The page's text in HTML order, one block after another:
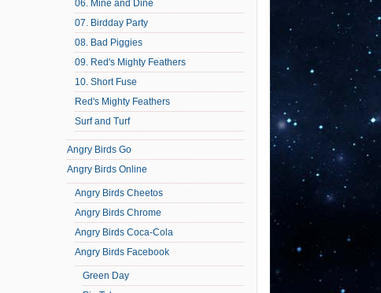
06. Mine and Dine
07. Birdday Party
08. Bad Piggies
09. Red's Mighty Feathers
10. Short Fuse
Red's Mighty Feathers
Surf and Turf
Angry Birds Go
Angry Birds Online
Angry Birds Cheetos
Angry Birds Chrome
Angry Birds Coca-Cola
Angry Birds Facebook
Green Day